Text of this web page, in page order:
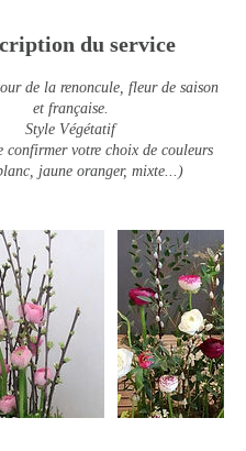
du service
de la renoncule, fleur de saison
et française.
Style Végétatif
confirmer votre choix de couleurs
jaune oranger, mixte...)